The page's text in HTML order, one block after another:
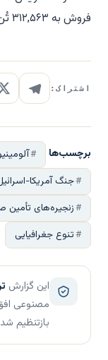
فروش به ۳۱۲,۵۶۳ تُن متریک.
اشتراک:
برچسب‌ها
جنگ آمریکا-
زنجیره‌های تأمین
تنوع جغرافیایی
این گزارش
مصنوعی
بازتنظیم